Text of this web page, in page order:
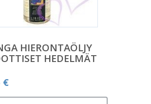
HIERONTAÖLJY
HEDELMÄT
€